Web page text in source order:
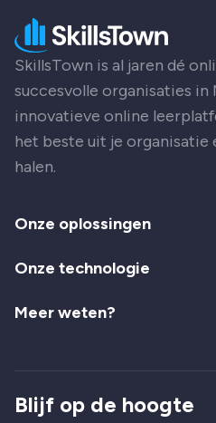
SkillsTown is al jaren dé
succesvolle organisaties in
innovatieve online
het beste uit je organisatie
halen.
Onze oplossingen
Onze technologie
Meer weten?
Blijf op de hoogte